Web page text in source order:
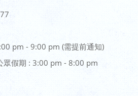
pm - 9:00 pm (需提前通知)
眾假期 : 3:00 pm - 8:00 pm